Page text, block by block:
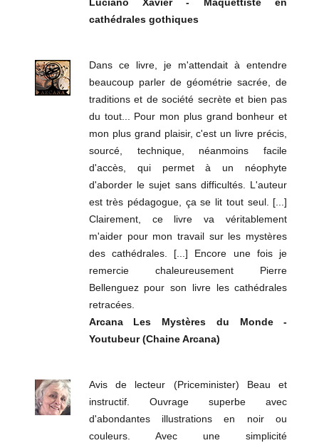
Luciano Xavier - Maquettiste en
cathédrales gothiques
Dans ce livre, je m'attendait à entendre
beaucoup parler de géométrie sacrée, de
traditions et de société secrète et bien pas
du tout... Pour mon plus grand bonheur et
mon plus grand plaisir, c'est un livre précis,
sourcé, technique, néanmoins facile
d'accès, qui permet à un néophyte
d'aborder le sujet sans difficultés. L'auteur
est très pédagogue, ça se lit tout seul. [...]
Clairement, ce livre va véritablement
m'aider pour mon travail sur les mystères
des cathédrales. [...] Encore une fois je
remercie chaleureusement Pierre
Bellenguez pour son livre les cathédrales
retracées.
Arcana Les Mystères du Monde -
Youtubeur (Chaine Arcana)
Avis de lecteur (Priceminister) Beau et
instructif. Ouvrage superbe avec
d'abondantes illustrations en noir ou
couleurs. Avec une simplicité